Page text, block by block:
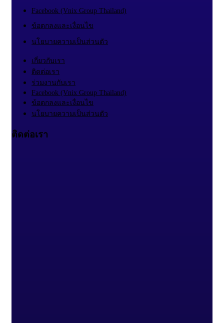
Facebook (Vnix Group Thailand)
ข้อตกลงและเงื่อนไข
นโยบายความเป็นส่วนตัว
เกี่ยวกับเรา
ติดต่อเรา
ร่วมงานกับเรา
Facebook (Vnix Group Thailand)
ข้อตกลงและเงื่อนไข
นโยบายความเป็นส่วนตัว
ติดต่อเรา